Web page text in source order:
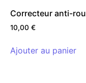
Correcteur anti-
10,00 €
Ajouter au panier